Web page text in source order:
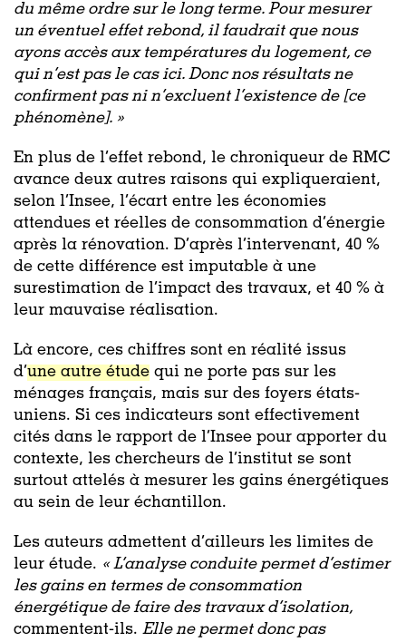
du même ordre sur le long terme. Pour mesurer
un éventuel effet rebond, il faudrait que nous
ayons accès aux températures du logement, ce
qui n’est pas le cas ici. Donc nos résultats ne
confirment pas ni n’excluent l’existence de [ce
phénomène]. »
En plus de l’effet rebond, le chroniqueur de RMC
avance deux autres raisons qui expliqueraient,
selon l’Insee, l’écart entre les économies
attendues et réelles de consommation d’énergie
après la rénovation. D’après l’intervenant, 40 %
de cette différence est imputable à une
surestimation de l’impact des travaux, et 40 % à
leur mauvaise réalisation.
Là encore, ces chiffres sont en réalité issus
d’une autre étude qui ne porte pas sur les
ménages français, mais sur des foyers états-
uniens. Si ces indicateurs sont effectivement
cités dans le rapport de l’Insee pour apporter du
contexte, les chercheurs de l’institut se sont
surtout attelés à mesurer les gains énergétiques
au sein de leur échantillon.
Les auteurs admettent d’ailleurs les limites de
leur étude. «L’analyse conduite permet d’estimer
les gains en termes de consommation
énergétique de faire des travaux d’isolation,
commentent-ils. Elle ne permet donc pas